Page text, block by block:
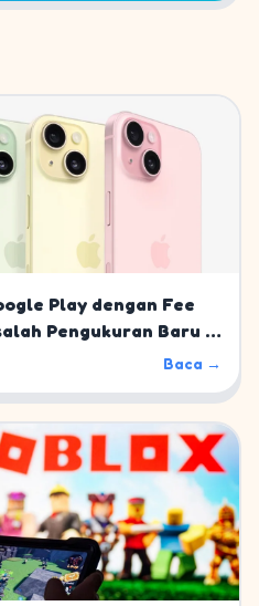
Play dengan Fee
Pengukuran Baru di
Baca →